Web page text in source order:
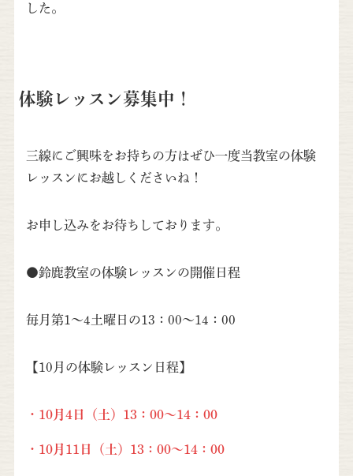
した。
体験レッスン募集中！
三線にご興味をお持ちの方はぜひ一度当教室の体験
レッスンにお越しくださいね！
お申し込みをお待ちしております。
●鈴鹿教室の体験レッスンの開催日程
毎月第1～4土曜日の13：00～14：00
【10月の体験レッスン日程】
・10月4日（土）13：00～14：00
・10月11日（土） 13：00～14：00